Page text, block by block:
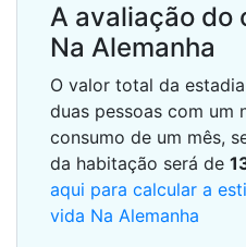
A avaliação do
Na Alemanha
O valor total da
duas pessoas com um
consumo de um mês,
da habitação será de
aqui para calcular a
vida Na Alemanha